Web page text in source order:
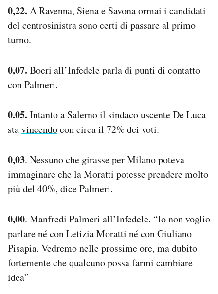
0,22. A Ravenna, Siena e Savona ormai i candidati
del centrosinistra sono certi di passare al primo
turno.
0,07. Boeri all’Infedele parla di punti di contatto
con Palmeri.
0.05. Intanto a Salerno il sindaco uscente De Luca
stavincendocon circa il 72% dei voti.
0,03. Nessuno che girasse per Milano poteva
immaginare che la Moratti potesse prendere molto
più del 40%, dice Palmeri.
0,00. Manfredi Palmeri all’Infedele. “Io non voglio
parlare né con Letizia Moratti né con Giuliano
Pisapia. Vedremo nelle prossime ore, ma dubito
fortemente che qualcuno possa farmi cambiare
idea”